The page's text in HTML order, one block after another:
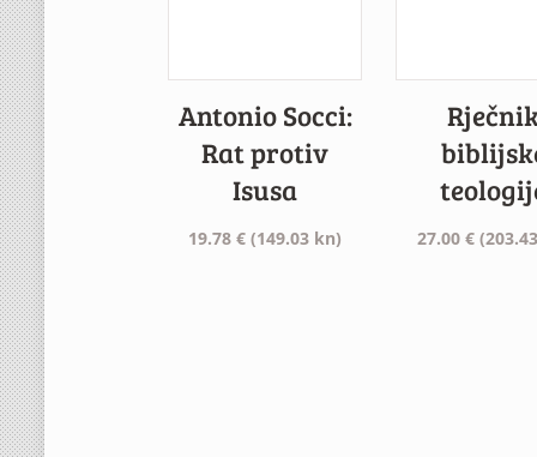
Antonio Socci:
Rat protiv
Isusa
19.78€ (149.03 kn) 27.00 €